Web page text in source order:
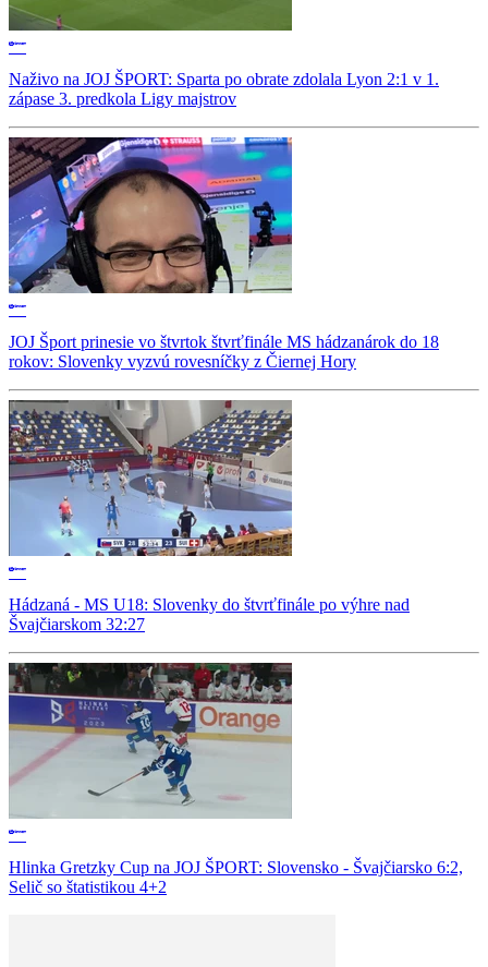
Naživo na JOJ ŠPORT: Sparta po obrate zdolala Lyon 2:1 v 1.
zápase 3. predkola Ligy majstrov
JOJ Šport prinesie vo štvrtok štvrťfinále MS hádzanárok do 18
rokov: Slovenky vyzvú rovesníčky z Čiernej Hory
Hádzaná - MS U18: Slovenky do štvrťfinále po výhre nad
Švajčiarskom 32:27
Hlinka Gretzky Cup na JOJ ŠPORT: Slovensko - Švajčiarsko 6:2,
Selič so štatistikou 4+2